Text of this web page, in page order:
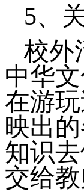
5、
校外
中华
在游
映出
知识
交给教